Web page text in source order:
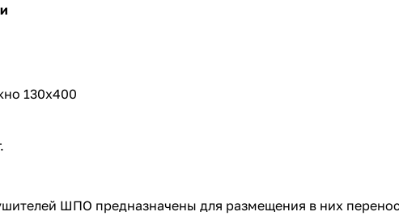
130х400
ШПО предназначены для размещения в них